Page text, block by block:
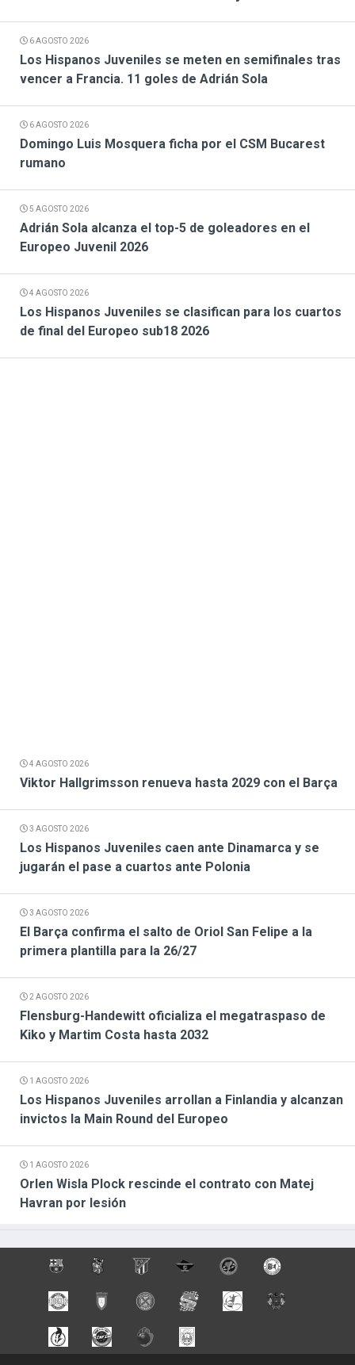
6 AGOSTO 2026
Los Hispanos Juveniles se meten en semifinales tras
vencer a Francia. 11 goles de Adrián Sola
6 AGOSTO 2026
Domingo Luis Mosquera ficha por el CSM Bucarest
rumano
5 AGOSTO 2026
Adrián Sola alcanza el top-5 de goleadores en el
Europeo Juvenil 2026
4 AGOSTO 2026
Los Hispanos Juveniles se clasifican para los cuartos
de final del Europeo sub18 2026
4 AGOSTO 2026
Viktor Hallgrimsson renueva hasta 2029 con el Barça
3 AGOSTO 2026
Los Hispanos Juveniles caen ante Dinamarca y se
jugarán el pase a cuartos ante Polonia
3 AGOSTO 2026
El Barça confirma el salto de Oriol San Felipe a la
primera plantilla para la 26/27
2 AGOSTO 2026
Flensburg-Handewitt oficializa el megatraspaso de
Kiko y Martim Costa hasta 2032
1 AGOSTO 2026
Los Hispanos Juveniles arrollan a Finlandia y alcanzan
invictos la Main Round del Europeo
1 AGOSTO 2026
Orlen Wisla Plock rescinde el contrato con Matej
Havran por lesión